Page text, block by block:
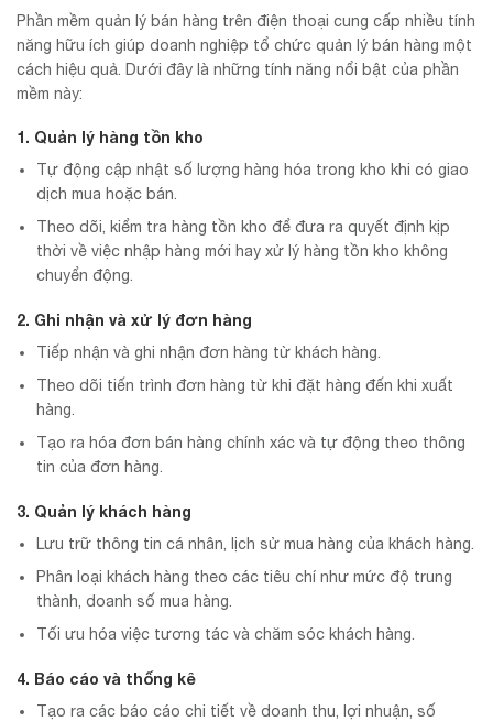
Phần mềm quản lý bán hàng trên điện thoại cung cấp nhiều tính
năng hữu ích giúp doanh nghiệp tổ chức quản lý bán hàng một
cách hiệu quả. Dưới đây là những tính năng nổi bật của phần
mềm này:
1. Quản lý hàng tồn kho
Tự động cập nhật số lượng hàng hóa trong kho khi có giao
dịch mua hoặc bán.
Theo dõi, kiểm tra hàng tồn kho để đưa ra quyết định kịp
thời về việc nhập hàng mới hay xử lý hàng tồn kho không
chuyển động.
2. Ghi nhận và xử lý đơn hàng
Tiếp nhận và ghi nhận đơn hàng từ khách hàng.
Theo dõi tiến trình đơn hàng từ khi đặt hàng đến khi xuất
hàng.
Tạo ra hóa đơn bán hàng chính xác và tự động theo thông
tin của đơn hàng.
3. Quản lý khách hàng
Lưu trữ thông tin cá nhân, lịch sử mua hàng của khách hàng.
Phân loại khách hàng theo các tiêu chí như mức độ trung
thành, doanh số mua hàng.
Tối ưu hóa việc tương tác và chăm sóc khách hàng.
4. Báo cáo và thống kê
Tạo ra các báo cáo chi tiết về doanh thu, lợi nhuận, số